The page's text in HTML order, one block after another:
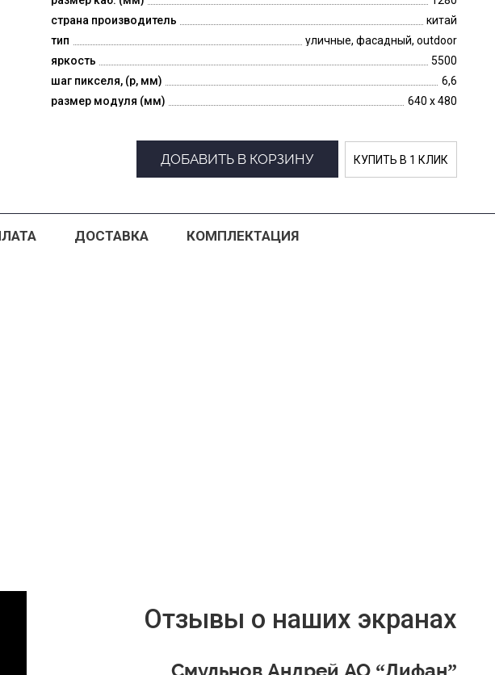
страна производитель
китай
тип
уличные, фасадный, outdoor
яркость
5500
шаг пикселя, (p, мм)
6,6
размер модуля (мм)
640 x 480
ДОБАВИТЬ В КОРЗИНУ КУПИТЬ В 1 КЛИК
ДОСТАВКА КОМПЛЕКТАЦИЯ
Отзывы о наших экранах
Смульнов Андрей АО “Лифан”